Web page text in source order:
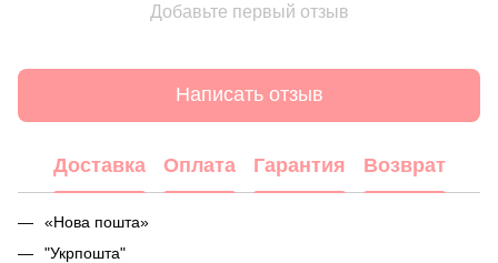
Добавьте первый отзыв
Написать отзыв
Доставка Оплата Гарантия Возврат
«Нова пошта»
"Укрпошта"